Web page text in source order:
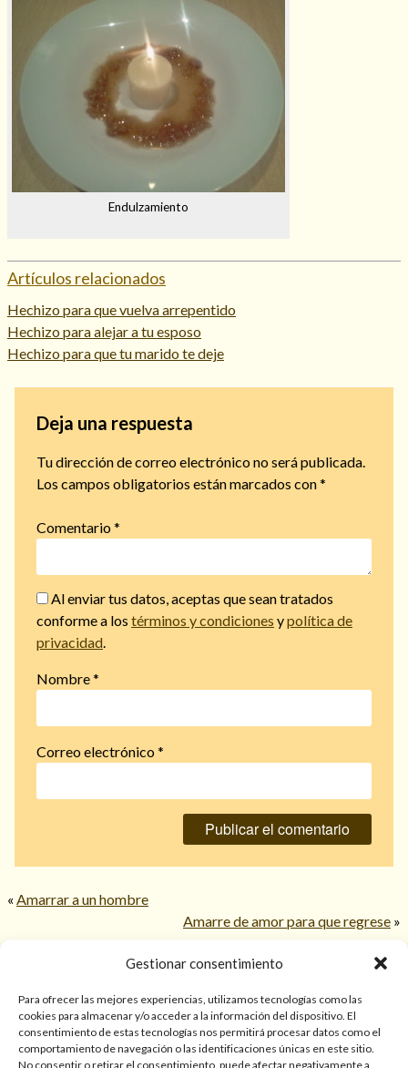
Gestionar consentimiento
Para ofrecer las mejores experiencias, utilizamos tecnologías como las
cookies para almacenar y/o acceder a la información del dispositivo. El
consentimiento de estas tecnologías nos permitirá procesar datos como el
comportamiento de navegación o las identificaciones únicas en este sitio.
No consentir o retirar el consentimiento, puede afectar negativamente a
Endulzamiento
Artículos relacionados
Hechizo para que vuelva arrepentido
Hechizo para alejar a tu esposo
Hechizo para que tu marido te deje
Deja una respuesta
Tu dirección de correo electrónico no será publicada.
Los campos obligatorios están marcados con*
Comentario*
Al enviar tus datos, aceptas que sean tratados
conforme a los términos y condiciones ypolítica de
privacidad
Nombre*
Correo electrónico*
« Amarrar a un hombre
Amarre de amor para que regrese »
Sólo para mayores de 18 años. Las lecturas de cartas, hechizos,
amarres, endulzamientos, videncias y predicciones tienen